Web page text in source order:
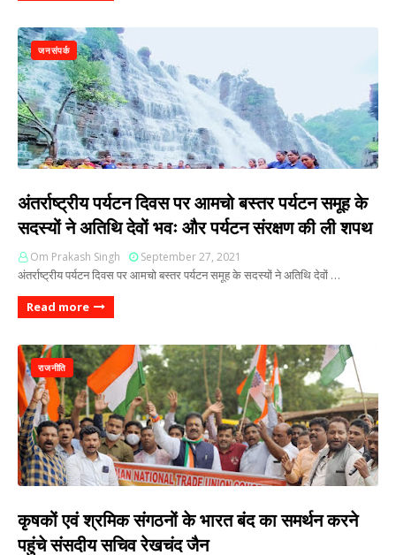
जनसंपर्क
अंतर्राष्ट्रीय पर्यटन दिवस पर आमचो बस्तर पर्यटन समूह के
सदस्यों ने अतिथि देवों भवः और पर्यटन संरक्षण की ली शपथ
Om Prakash Singh September 27, 2021
अंतर्राष्ट्रीय पर्यटन दिवस पर आमचो बस्तर पर्यटन समूह के सदस्यों ने अतिथि देवों …
Read more
राजनीति
कृषकों एवं श्रमिक संगठनों के भारत बंद का समर्थन करने
पहुंचे संसदीय सचिव रेखचंद जैन